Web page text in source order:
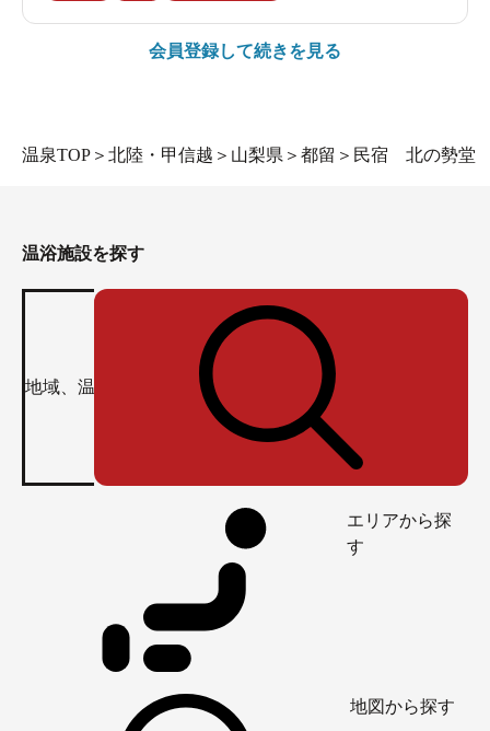
会員登録して続きを見る
温泉TOP ＞ 北陸・甲信越 ＞ 山梨県 ＞ 都留 ＞ 民宿 北の勢堂
温浴施設を探す
エリアから探
す
地図から探す